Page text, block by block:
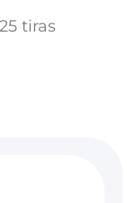
tiras